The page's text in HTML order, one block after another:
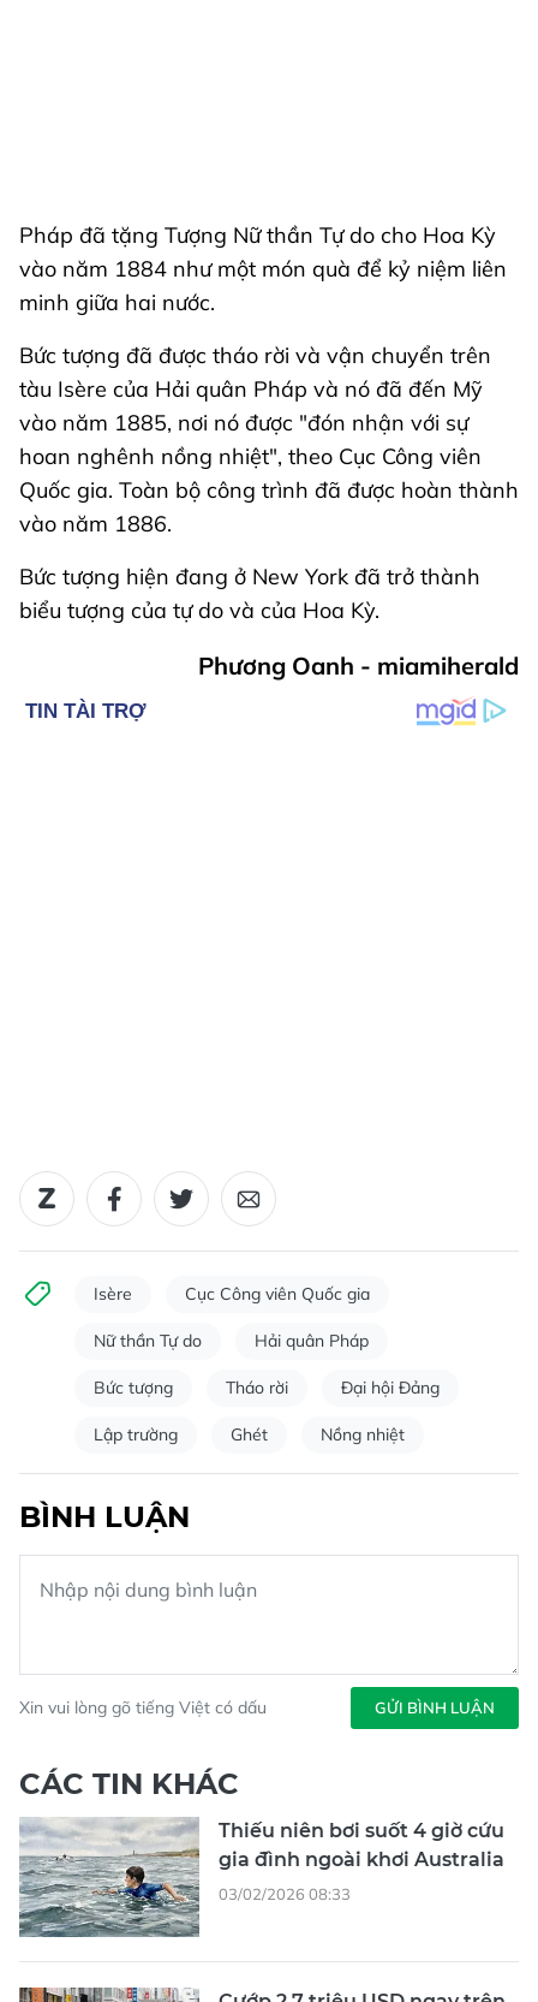
Pháp đã tặng Tượng Nữ thần Tự do cho Hoa Kỳ
vào năm 1884 như một món quà để kỷ niệm liên
minh giữa hai nước.
Bức tượng đã được tháo rời và vận chuyển trên
tàu Isère của Hải quân Pháp và nó đã đến Mỹ
vào năm 1885, nơi nó được "đón nhận với sự
hoan nghênh nồng nhiệt", theo Cục Công viên
Quốc gia. Toàn bộ công trình đã được hoàn thành
vào năm 1886.
Bức tượng hiện đang ở New York đã trở thành
biểu tượng của tự do và của Hoa Kỳ.
Phương Oanh - miamiherald
Isère Cục Công viên Quốc gia
Nữ thần Tự do Hải quân Pháp
Bức tượng Tháo rời Đại hội Đảng
Lập trường Ghét Nồng nhiệt
BÌNH LUẬN
Xin vui lòng gõ tiếng Việt có dấu GỬI BÌNH LUẬN
CÁC TIN KHÁC
Thiếu niên bơi suốt 4 giờ cứu
gia đình ngoài khơi Australia
03/02/2026 08:33